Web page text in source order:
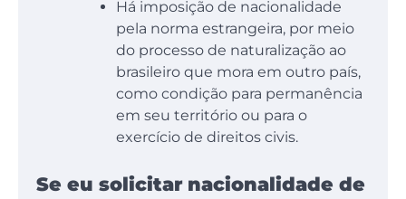
Há imposição de nacionalidade
pela norma estrangeira, por meio
do processo de naturalização ao
brasileiro que mora em outro país,
como condição para permanência
em seu território ou para o
exercício de direitos civis.
Se eu solicitar nacionalidade de